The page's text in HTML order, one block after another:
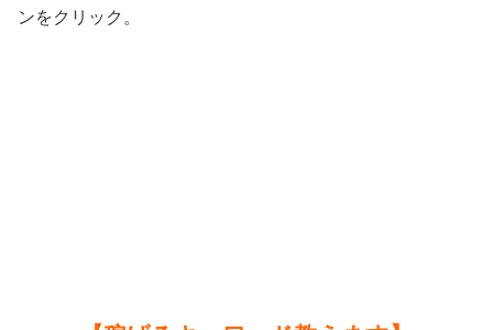
ンをクリック。